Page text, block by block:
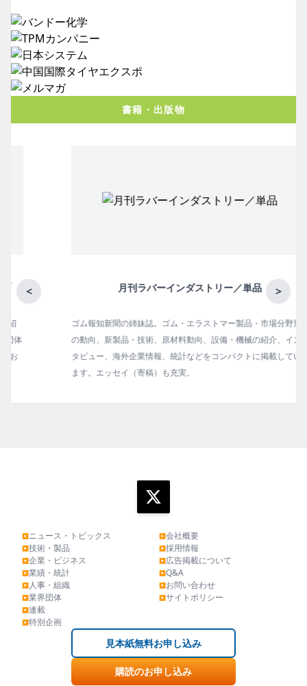
書籍・出版物
< >
月刊ラバーインダストリー／単品
ゴム報知新聞の姉妹誌。ゴム・エラストマー製品・市場分野別
の動向、新製品・技術、原材料動向、設備・機械の紹介、イン
タビュー、海外企業情報、統計などをコンパクトに掲載してい
ます。エッセイ（寄稿）も充実。
▶ニュース・トピックス
▶技術・製品
▶企業・ビジネス
▶業績・統計
▶人事・組織
▶業界団体
▶連載
▶特別企画
▶会社概要
▶採用情報
▶広告掲載について
▶Q&A
▶お問い合わせ
▶サイトポリシー
見本紙無料お申し込み
購読のお申し込み